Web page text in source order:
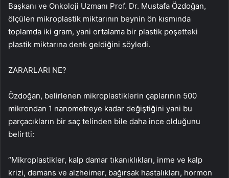
Başkanı ve Onkoloji Uzmanı Prof. Dr. Mustafa Özdoğan,
ölçülen mikroplastik miktarının beynin ön kısmında
toplamda iki gram, yani ortalama bir plastik poşetteki
plastik miktarına denk geldiğini söyledi.
ZARARLARI NE?
Özdoğan, belirlenen mikroplastiklerin çaplarının 500
mikrondan 1 nanometreye kadar değiştiğini yani bu
parçacıkların bir saç telinden bile daha ince olduğunu
belirtti:
“Mikroplastikler, kalp damar tıkanıklıkları, inme ve kalp
krizi, demans ve alzheimer, bağırsak hastalıkları, hormon